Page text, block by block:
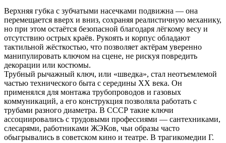
Верхняя губка с зубчатыми насечками подвижна — она
перемещается вверх и вниз, сохраняя реалистичную механику,
но при этом остаётся безопасной благодаря лёгкому весу и
отсутствию острых краёв. Рукоять и корпус обладают
тактильной жёсткостью, что позволяет актёрам уверенно
манипулировать ключом на сцене, не рискуя повредить
декорации или костюмы.
Трубный рычажный ключ, или «шведка», стал неотъемлемой
частью технического быта с середины XX века. Он
применялся для монтажа трубопроводов и газовых
коммуникаций, а его конструкция позволяла работать с
трубами разного диаметра. В СССР такие ключи
ассоциировались с трудовыми профессиями — сантехниками,
слесарями, работниками ЖЭКов, чьи образы часто
обыгрывались в советском кино и театре. В трагикомедии Г.